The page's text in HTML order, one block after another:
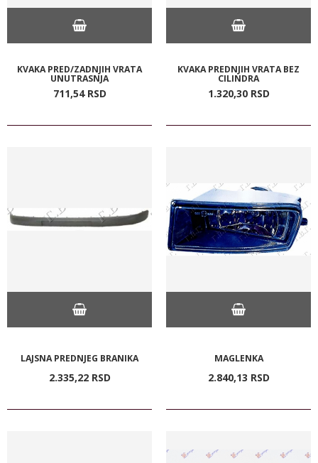
KVAKA PRED/ZADNJIH VRATA
UNUTRASNJA
711,54 RSD
KVAKA PREDNJIH VRATA BEZ
CILINDRA
1.320,30 RSD
LAJSNA PREDNJEG BRANIKA
2.335,22 RSD
MAGLENKA
2.840,13 RSD